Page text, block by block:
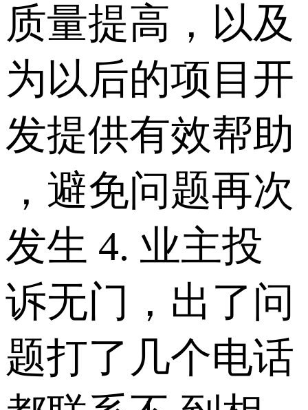
质量提高，以及
为以后的项目开
发提供有效帮助
，避免问题再次
发生 4. 业主投
诉无门，出了问
题打了几个电话